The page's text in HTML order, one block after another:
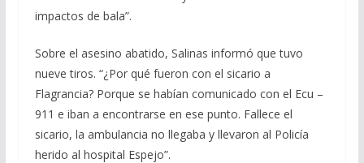
impactos de bala”.
Sobre el asesino abatido, Salinas informó que tuvo
nueve tiros. “¿Por qué fueron con el sicario a
Flagrancia? Porque se habían comunicado con el Ecu –
911 e iban a encontrarse en ese punto. Fallece el
sicario, la ambulancia no llegaba y llevaron al Policía
herido al hospital Espejo”.